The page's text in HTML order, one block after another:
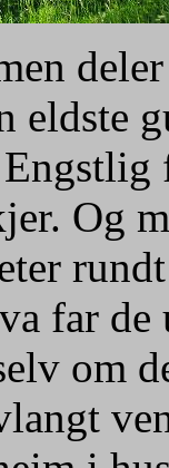
eldste
Og
far de
om